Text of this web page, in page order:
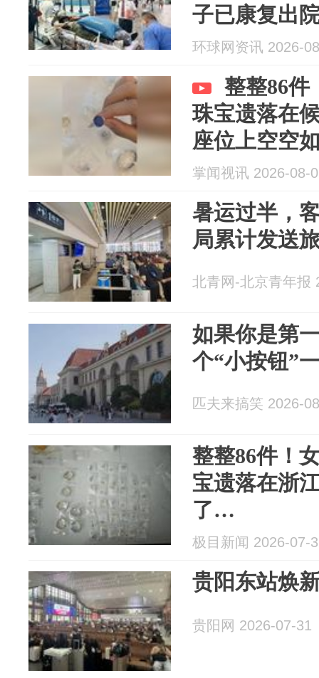
子已康复出
环球网资讯 2026-
整整86件
珠宝遗落在
座位上空空
掌闻视讯 2026-08-
暑运过半，
局累计发送
北青网-北京青年报
如果你是第
个“小按钮”
匹夫来搞笑 2026-
整整86件！
宝遗落在浙
了…
极目新闻 2026-07-
贵阳东站焕
贵阳网 2026-07-31